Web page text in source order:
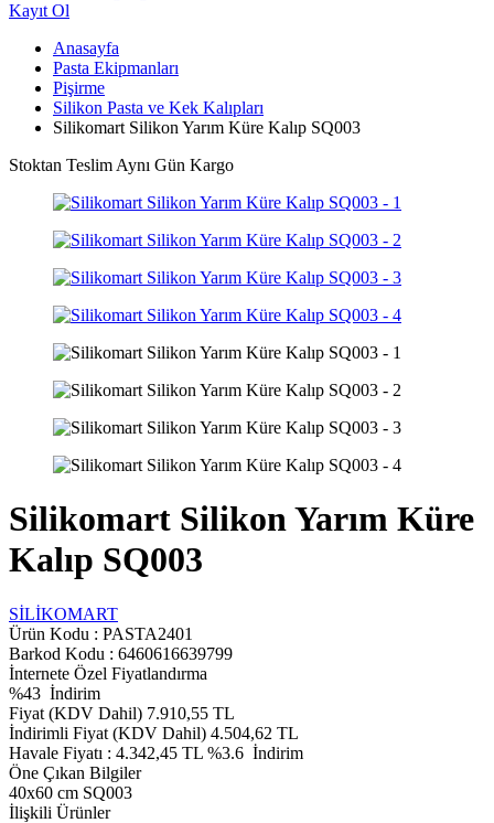
Kayıt Ol
Anasayfa
Pasta Ekipmanları
Pişirme
Silikon Pasta ve Kek Kalıpları
Silikomart Silikon Yarım Küre Kalıp SQ003
Stoktan Teslim Aynı Gün Kargo
Silikomart Silikon Yarım Küre
Kalıp SQ003
SİLİKOMART
Ürün Kodu : PASTA2401
Barkod Kodu : 6460616639799
İnternete Özel Fiyatlandırma
%43 İndirim
Fiyat (KDV Dahil) 7.910,55 TL
İndirimli Fiyat (KDV Dahil) 4.504,62 TL
Havale Fiyatı : 4.342,45 TL %3.6 İndirim
Öne Çıkan Bilgiler
40x60 cm SQ003
İlişkili Ürünler